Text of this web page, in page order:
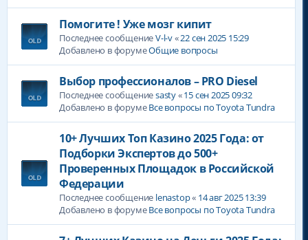
Помогите ! Уже мозг кипит
Последнее сообщениеV-l-v«22 сен 2025 15:29
Добавлено в форумеОбщие вопросы
Выбор профессионалов – PRO Diesel
Последнее сообщениеsasty«15 сен 2025 09:32
Добавлено в форумеВсе вопросы по Toyota Tundra
10+ Лучших Топ Казино 2025 Года: от
Подборки Экспертов до 500+
Проверенных Площадок в Российской
Федерации
Последнее сообщение lenastop« 14 авг 2025 13:39
Добавлено в форумеВсе вопросы по Toyota Tundra